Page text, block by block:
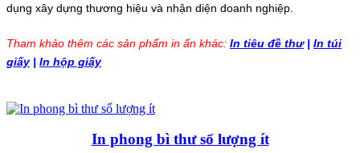
dụng xây dựng thương hiệu và nhận diện doanh nghiệp.
Tham khảo thêm các sản phẩm in ấn khác: In tiêu đề thư | In túi
giấy | In hộp giấy
In phong bì thư số lượng ít